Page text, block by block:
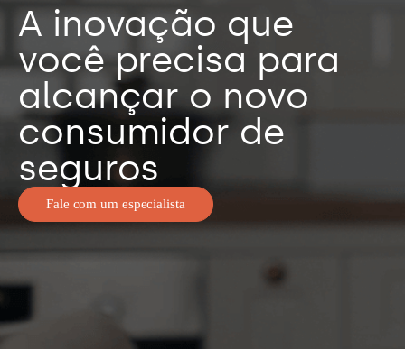
A inovação que
você precisa para
alcançar o novo
consumidor de
seguros
Fale com um especialista